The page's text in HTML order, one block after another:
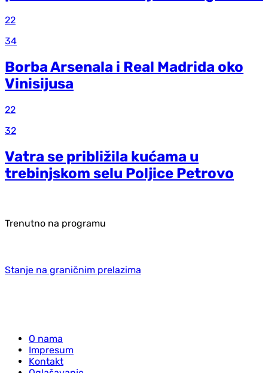
22
34
Borba Arsenala i Real Madrida oko
Vinisijusa
22
32
Vatra se približila kućama u
trebinjskom selu Poljice Petrovo
Trenutno na programu
Stanje na graničnim prelazima
O nama
Impresum
Kontakt